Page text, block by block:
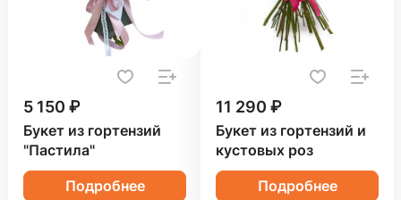
5 150 ₽
Букет из гортензий
"Пастила"
Подробнее
11 290 ₽
Букет из гортензий и
кустовых роз
Подробнее